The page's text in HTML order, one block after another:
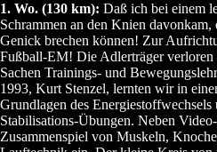
1. Wo. (130 km): Daß ich bei einem
Schrammen an den Knien
Genick brechen können! Zur
Fußball-EM! Die Adlerträger verloren
Sachen Trainings- und
1993, Kurt Stenzel, lernten wir in
Grundlagen des
Stabilisations-Übungen. Neben
Zusammenspiel von Muskeln,